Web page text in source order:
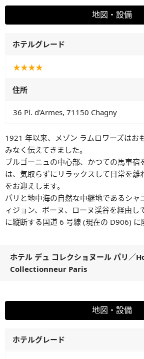
地図・設備
ホテルグレード
★★★★
住所
36 Pl. d'Armes, 71150 Chagny
1921 年以来、メゾン ラムロワーズはお
みなく伝えてきました。
ブルゴーニュの中心部、かつての馬車宿
は、気取らずにリラックスして日常を離
をお迎えします。
パリと地中海の自然な中継地であるシャ
ィジョン、ボーヌ、ローヌ渓谷を経由し
に縦断する国道 6 号線 (現在の D906) に
ホテル デュ コレクショヌール パリ ／
Collectionneur Paris
地図・設備
ホテルグレード